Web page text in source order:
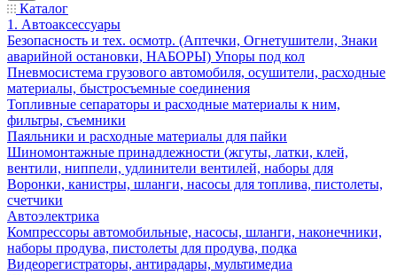
Каталог
1. Автоаксессуары
Безопасность и тех. осмотр. (Аптечки, Огнетушители, Знаки
аварийной остановки, НАБОРЫ) Упоры под кол
Пневмосистема грузового автомобиля, осушители, расходные
материалы, быстросъемные соединения
Топливные сепараторы и расходные материалы к ним,
фильтры, съемники
Паяльники и расходные материалы для пайки
Шиномонтажные принадлежности (жгуты, латки, клей,
вентили, ниппели, удлинители вентилей, наборы для
Воронки, канистры, шланги, насосы для топлива, пистолеты,
счетчики
Автоэлектрика
Компрессоры автомобильные, насосы, шланги, наконечники,
наборы продува, пистолеты для продува, подка
Видеорегистраторы, антирадары, мультимедиа